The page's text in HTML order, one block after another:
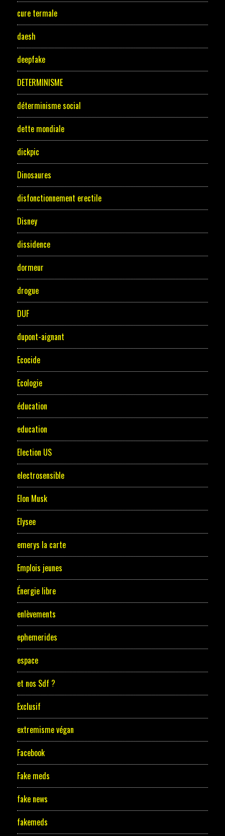
cure termale
daesh
deepfake
DETERMINISME
déterminisme social
dette mondiale
dickpic
Dinosaures
disfonctionnement erectile
Disney
dissidence
dormeur
drogue
DUF
dupont-aignant
Ecocide
Ecologie
éducation
education
Election US
electrosensible
Elon Musk
Elysee
emerys la carte
Emplois jeunes
Énergie libre
enlèvements
ephemerides
espace
et nos Sdf ?
Exclusif
extremisme végan
Facebook
Fake meds
fake news
fakemeds